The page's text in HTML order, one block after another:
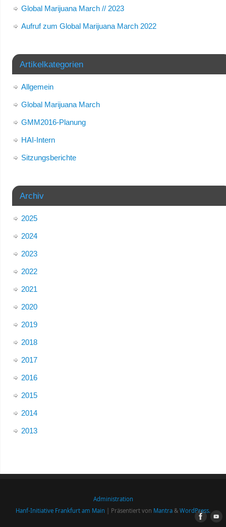
Global Marijuana March // 2023
Aufruf zum Global Marijuana March 2022
Artikelkategorien
Allgemein
Global Marijuana March
GMM2016-Planung
HAI-Intern
Sitzungsberichte
Archiv
2025
2024
2023
2022
2021
2020
2019
2018
2017
2016
2015
2014
2013
Administration
Hanf-Initiative Frankfurt am Main | Präsentiert von Mantra & WordPress.